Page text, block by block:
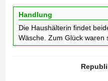
Handlung
Die Haushälterin findet
Wäsche. Zum Glück waren